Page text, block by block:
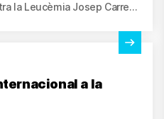
Institut de Recerca contra la Leucèmia Josep Carreras, Badalona
a la